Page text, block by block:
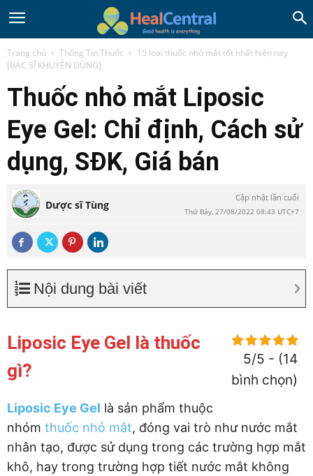
Trang chủ Thông Tin Thuốc
15 loại thuốc nhỏ mắt tốt nhất hiện nay
[BÁC SĨ KHUYÊN DÙNG]
Thuốc nhỏ mắt Liposic
Eye Gel: Chỉ định, Cách sử
dụng, SĐK, Giá bán
Dược sĩ Tùng
Cập nhật lần cuối
Thứ Bảy, 27/08/2022 08:43 UTC+7
Nội dung bài viết
5/5 - (14
bình chọn)
Liposic Eye Gel là thuốc
gì?
Liposic Eye Gel là sản phẩm thuộc
nhóm thuốc nhỏ mắt, đóng vai trò như nước mắt
nhân tạo, được sử dụng trong các trường hợp mắt
khô, hay trong trường hợp tiết nước mắt không